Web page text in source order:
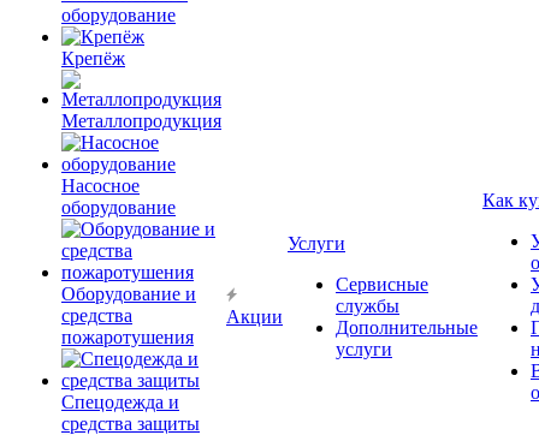
оборудование
Крепёж
Металлопродукция
Насосное
оборудование
Оборудование и
средства
пожаротушения
Спецодежда и
средства защиты
Акции
Услуги
Сервисные
службы
Дополнительные
услуги
Как